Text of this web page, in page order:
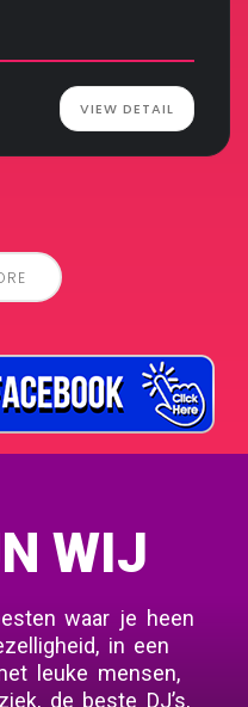
VIEW DETAIL
WIJ
waar je heen
in een
leuke mensen,
de beste DJ’s,